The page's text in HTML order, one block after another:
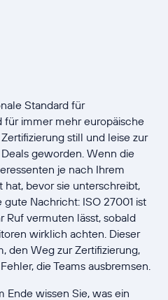
Standard für
für immer mehr europäische
still und leise zur
geworden. Wenn die
je nach Ihrem
bevor sie unterschreibt,
Nachricht: ISO 27001 ist
Ruf vermuten lässt, sobald
wirklich achten. Dieser
den Weg zur Zertifizierung,
die Teams ausbremsen.
Ende wissen Sie, was ein